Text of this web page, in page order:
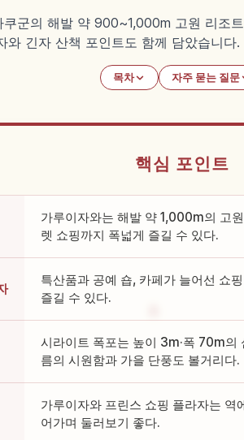
군의 해발 약 900~1,000m 고원 리조
와 긴자 산책 포인트도 함께 담았습니다.
목차 자주 묻는 질문
핵심 포인트
가루이자와는 해발 약 1,000m의 고
렛 쇼핑까지 폭넓게 즐길 수 있다.
특산품과 공예 숍, 카페가 늘어선 쇼
즐길 수 있다.
시라이트 폭포는 높이 3m·폭 70m의
름의 시원함과 가을 단풍도 볼거리다.
가루이자와 프린스 쇼핑 플라자는 역
어가며 둘러보기 좋다.